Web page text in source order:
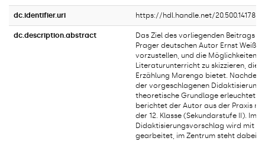
dc.identifier.uri https://hdl.handle.net/20.500.14178/
dc.description.abstract
Das Ziel des vorliegenden Beitrags
Prager deutschen Autor Ernst Weiß
vorzustellen, und die Möglichkeiten
Literaturunterricht zu skizzieren, die
Erzählung Marengo bietet.
der vorgeschlagenen Didaktisierung
theoretische Grundlage erleuchtet
berichtet der Autor aus der Praxis
der 12. Klasse (Sekundarstufe II). Im
Didaktisierungsvorschlag wird mit 3
gearbeitet, im Zentrum steht dabei